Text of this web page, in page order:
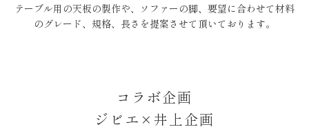
テーブル用の天板の製作や、ソファーの脚、要望に合わせて材料
のグレード、規格、長さを提案させて頂いております。
コラボ企画
ジビエ×井上企画